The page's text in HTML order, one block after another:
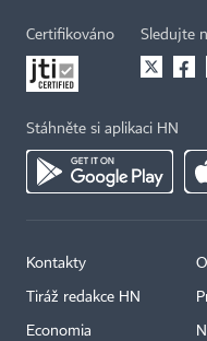
Certifikováno Sledujte
Stáhněte si aplikaci HN
Kontakty
Tiráž redakce HN
Economia